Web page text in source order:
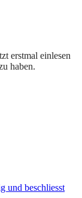
erstmal einlesen
haben.
und beschliesst